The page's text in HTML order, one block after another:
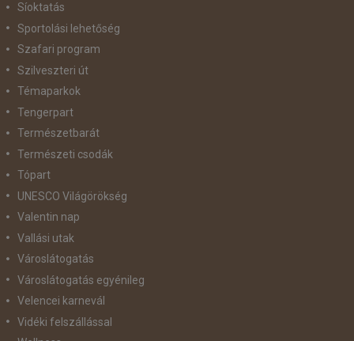
Síoktatás
Sportolási lehetőség
Szafari program
Szilveszteri út
Témaparkok
Tengerpart
Természetbarát
Természeti csodák
Tópart
UNESCO Világörökség
Valentin nap
Vallási utak
Városlátogatás
Városlátogatás egyénileg
Velencei karnevál
Vidéki felszállással